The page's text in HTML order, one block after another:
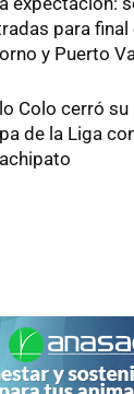
para
y Puerto
Colo cerró
de la Liga